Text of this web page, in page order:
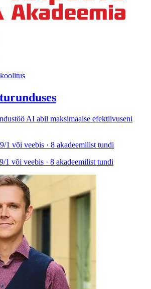
AI abil maksimaalse efektiivuseni
1 või veebis · 8 akadeemilist tundi
1 või veebis · 8 akadeemilist tundi